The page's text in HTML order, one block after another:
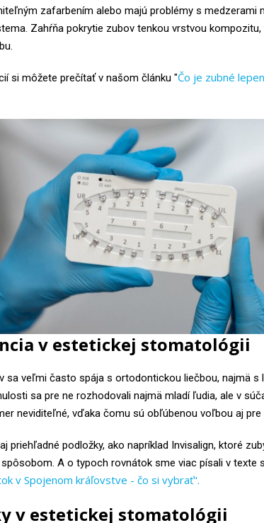
zafarbením alebo majú problémy s medzerami
Zahŕňa pokrytie zubov tenkou vrstvou
si môžete prečítať v našom článku "Čo je zubné
v estetickej stomatológii
sa veľmi často spája s ortodontickou liečbou, najmä s
sa pre ne rozhodovali najmä mladí ľudia, ale v
neviditeľné, vďaka čomu sú obľúbenou voľbou aj pre
priehľadné podložky, ako napríklad Invisalign, ktoré
A o typoch rovnátok sme viac písali v texte
v Spojenom kráľovstve - čo si vybrať".
v estetickej stomatológii